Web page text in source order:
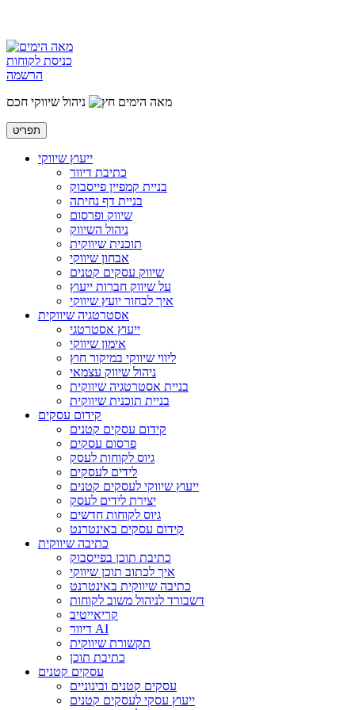
כניסת לקוחות
הרשמה
מאה הימים
ניהול שיווקי חכם
תפריט
ייעוץ שיווקי
כתיבת דיוור
בניית קמפיין פייסבוק
בניית דף נחיתה
שיווק ופרסום
ניהול השיווק
תוכנית שיווקית
אבחון שיווקי
שיווק עסקים קטנים
על שיווק חברות ייעוץ
איך לבחור יועץ שיווקי
אסטרטגיה שיווקית
ייעוץ אסטרטגי
אימון שיווקי
ליווי שיווקי במיקור חוץ
ניהול שיווק עצמאי
בניית אסטרטגיה שיווקית
בניית תוכנית שיווקית
קידום עסקים
קידום עסקים קטנים
פרסום עסקים
גיוס לקוחות לעסק
לידים לעסקים
ייעוץ שיווקי לעסקים קטנים
יצירת לידים לעסק
גיוס לקוחות חדשים
קידום עסקים באינטרנט
כתיבה שיווקית
כתיבת תוכן בפייסבוק
איך לכתוב תוכן שיווקי
כתיבה שיווקית באינטרנט
דשבורד לניהול משוב לקוחות
קריאייטיב
דיוור AI
תקשורת שיווקית
כתיבת תוכן
עסקים קטנים
עסקים קטנים ובינוניים
ייעוץ עסקי לעסקים קטנים